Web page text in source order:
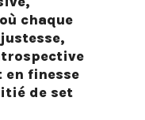
chaque
en finesse
de set